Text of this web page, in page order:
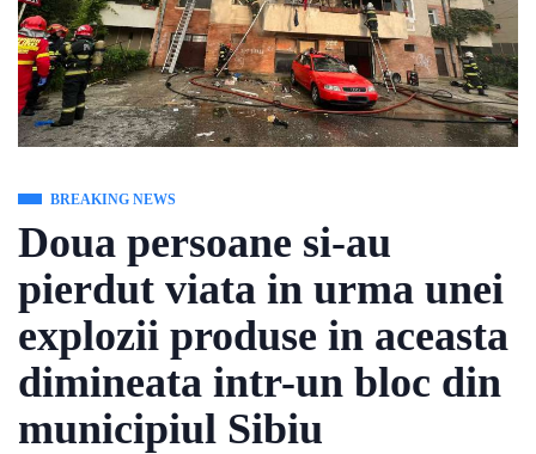
BREAKING NEWS
Doua persoane si-au
pierdut viata in urma unei
explozii produse in aceasta
dimineata intr-un bloc din
municipiul Sibiu